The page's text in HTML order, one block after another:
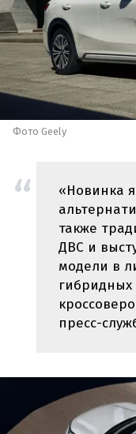
Фото Geely
«Новинка
также
ДВС и
модели в
гибридных
пресс-